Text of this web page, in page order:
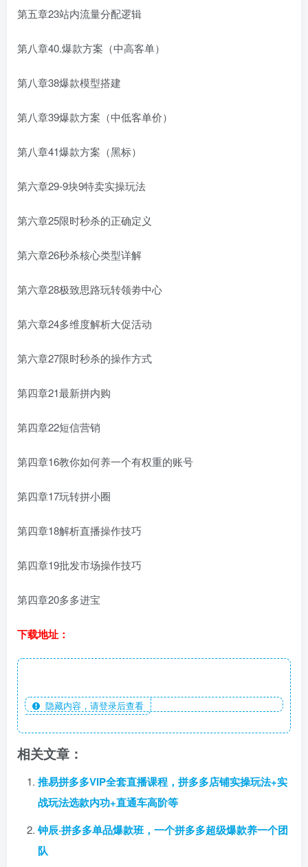
第五章23站内流量分配逻辑
第八章40.爆款方案（中高客单）
第八章38爆款模型搭建
第八章39爆款方案（中低客单价）
第八章41爆款方案（黑标）
第六章29-9块9特卖实操玩法
第六章25限时秒杀的正确定义
第六章26秒杀核心类型详解
第六章28极致思路玩转领劵中心
第六章24多维度解析大促活动
第六章27限时秒杀的操作方式
第四章21最新拼内购
第四章22短信营销
第四章16教你如何养一个有权重的账号
第四章17玩转拼小圈
第四章18解析直播操作技巧
第四章19批发市场操作技巧
第四章20多多进宝
下载地址：
隐藏内容，请登录后查看
相关文章：
推易拼多多VIP全套直播课程，拼多多店铺实操玩法+实
战玩法选款内功+直通车高阶等
钟辰·拼多多单品爆款班，一个拼多多超级爆款养一个团
队